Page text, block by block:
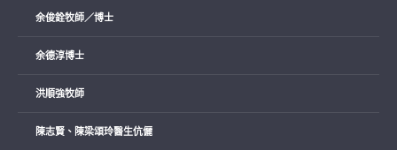
余俊銓牧師／博士
余德淳博士
洪順強牧師
陳志賢、陳梁頌玲醫生伉儷